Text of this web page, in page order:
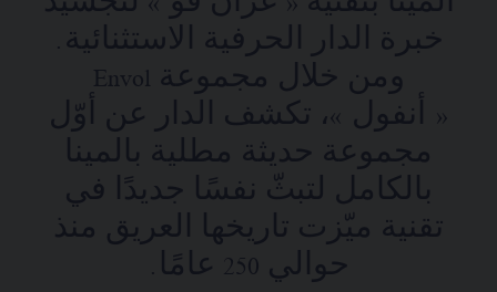
خبرة الدار الحرفية الاستثنائية.
ومن خلال مجموعة Envol
« أنفول »، تكشف الدار عن أوّل
مجموعة حديثة مطلية بالمينا
بالكامل لتبثّ نفسًا جديدًا في
تقنية ميّزت تاريخها العريق منذ
حوالي 250 عامًا.